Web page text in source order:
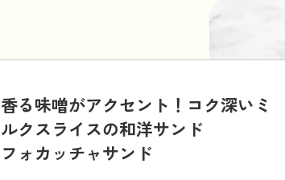
香る味噌がアクセント！コク深いミ
ルクスライスの和洋サンド
フォカッチャサンド